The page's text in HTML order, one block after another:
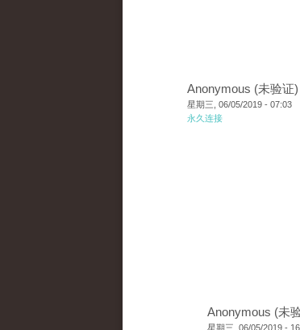
Anonymous (未验证)
星期三, 06/05/2019 - 07:03
永久连接
Anonymous (未
星期三, 06/05/2019 -